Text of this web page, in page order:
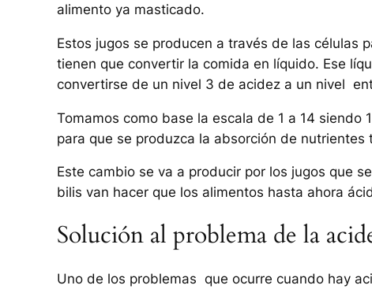
alimento ya masticado.
Estos jugos se producen a través de las células
tienen que convertir la comida en líquido. Ese
convertirse de un nivel 3 de acidez a un nivel
Tomamos como base la escala de 1 a 14
para que se produzca la absorción de
Este cambio se va a producir por los jugos que
bilis van hacer que los alimentos hasta ahora
Solución al problema de la
Uno de los problemas que ocurre cuando hay